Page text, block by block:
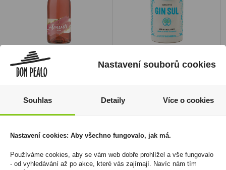
Avanti Rosé 0,75l
64 Kč
Skladem:100 - 500 ks
549 Kč
Skladem:5 - 50 ks
Nastavení souborů cookies
Souhlas Detaily Více o cookies
Nastavení cookies: Aby všechno fungovalo, jak má.
Používáme cookies, aby se vám web dobře prohlížel a vše fungovalo
- od vyhledávání až po akce, které vás zajímají. Navíc nám tím